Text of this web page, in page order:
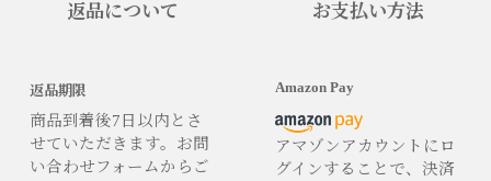
返品について
返品期限
商品到着後7日以内とさ
せていただきます。お問
い合わせフォームからご
お支払い方法
Amazon Pay
アマゾンアカウントにロ
グインすることで、決済